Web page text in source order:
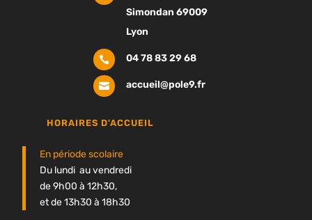
Simondan 69009
Lyon
 04 78 83 29 68
 accueil@pole9.fr
HORAIRES D'ACCUEIL
En période scolaire
Du lundi au vendredi
de 9h00 à 12h30,
et de 13h30 à 18h30